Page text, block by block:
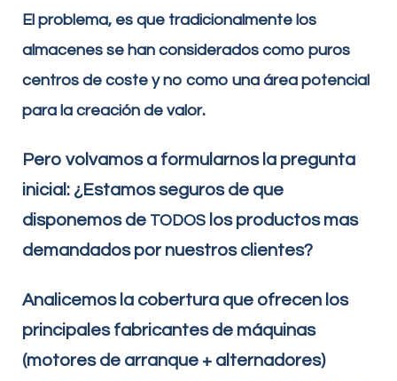
El problema, es que tradicionalmente los
almacenes se han considerados como puros
centros de coste y no como una área potencial
para la creación de valor.
Pero volvamos a formularnos la pregunta
inicial: ¿Estamos seguros de que
disponemos de TODOS los productos mas
demandados por nuestros clientes?
Analicemos la cobertura que ofrecen los
principales fabricantes de máquinas
(motores de arranque + alternadores)